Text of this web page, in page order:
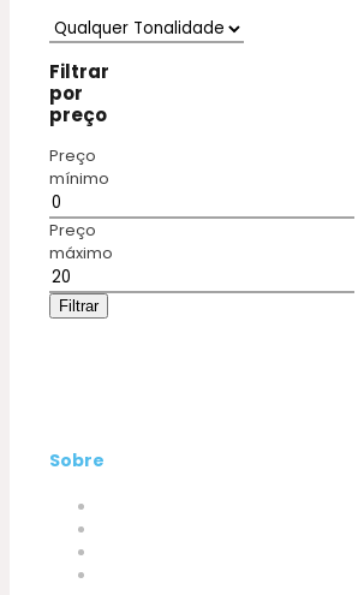
Filtrar
por
preço
Preço
mínimo
Preço
máximo
Filtrar
Sobre